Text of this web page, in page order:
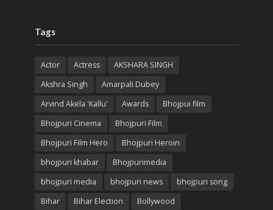
Tags
Actor Actress
AKSHARA SINGH
Akshra Singh
Amarpali Dubey
Arvind Akela 'Kallu'
Awards
Bhojpui film
Bhojpuri Cinema
Bhojpuri Film
Bhojpuri Film Hero
Bhojpuri Heroin
bhojpuri khabar
Bhojpurimedia
bhojpuri media
bhojpuri news
bhojpuri song
Bihar
Bihar Election
Bollywood